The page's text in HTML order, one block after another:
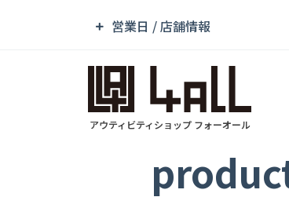
営業日 / 店舗情報
アウティビティショップ フォーオール